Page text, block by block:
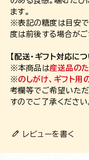
ます。
※表記の糖度は目安で
度は前後する場合がご
【配送・ギフト対応につ
※本商品は産送品の
※のしがけ、ギフト用
考欄等でご希望いた
すのでご了承ください
レビューを書く